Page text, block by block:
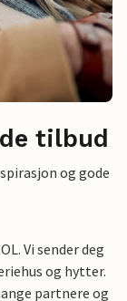
tilbud
og gode
Vi sender deg
og hytter.
partnere og